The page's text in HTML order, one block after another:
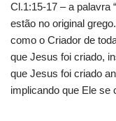
Cl.1:15-17 – a palavra
estão no original
como o Criador de
que Jesus foi criado,
que Jesus foi criado
implicando que Ele se